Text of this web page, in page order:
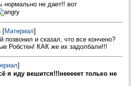
нормально не дает!! вот
[Материал]
позвонил и сказал, что все кончено?
Робстен! КАК же их задолбали!!!
]
я иду вешится!!!нееееет только не